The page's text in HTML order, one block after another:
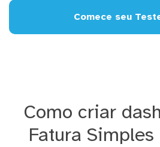
Comece seu
Como criar
Fatura